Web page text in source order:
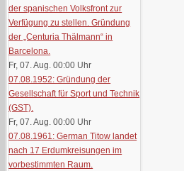
der spanischen Volksfront zur
Verfügung zu stellen. Gründung
der „Centuria Thälmann“ in
Barcelona.
Fr, 07. Aug. 00:00 Uhr
07.08.1952: Gründung der
Gesellschaft für Sport und Technik
(GST).
Fr, 07. Aug. 00:00 Uhr
07.08.1961: German Titow landet
nach 17 Erdumkreisungen im
vorbestimmten Raum.